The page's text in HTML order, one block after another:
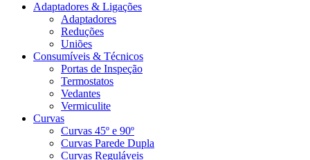
Adaptadores & Ligações
Adaptadores
Reduções
Uniões
Consumíveis & Técnicos
Portas de Inspeção
Termostatos
Vedantes
Vermiculite
Curvas
Curvas 45º e 90º
Curvas Parede Dupla
Curvas Reguláveis